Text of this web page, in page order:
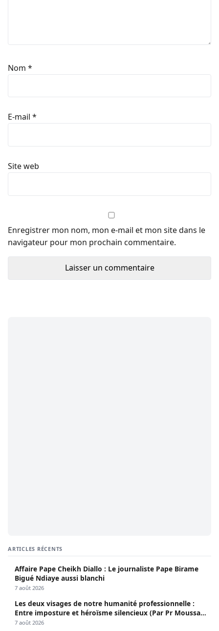
Nom *
E-mail *
Site web
Enregistrer mon nom, mon e-mail et mon site dans le
navigateur pour mon prochain commentaire.
ARTICLES RÉCENTS
Affaire Pape Cheikh Diallo : Le journaliste Pape Birame
Bigué Ndiaye aussi blanchi
7 août 2026
Les deux visages de notre humanité professionnelle :
Entre imposture et héroïsme silencieux (Par Pr Moussa
Seydi)
7 août 2026